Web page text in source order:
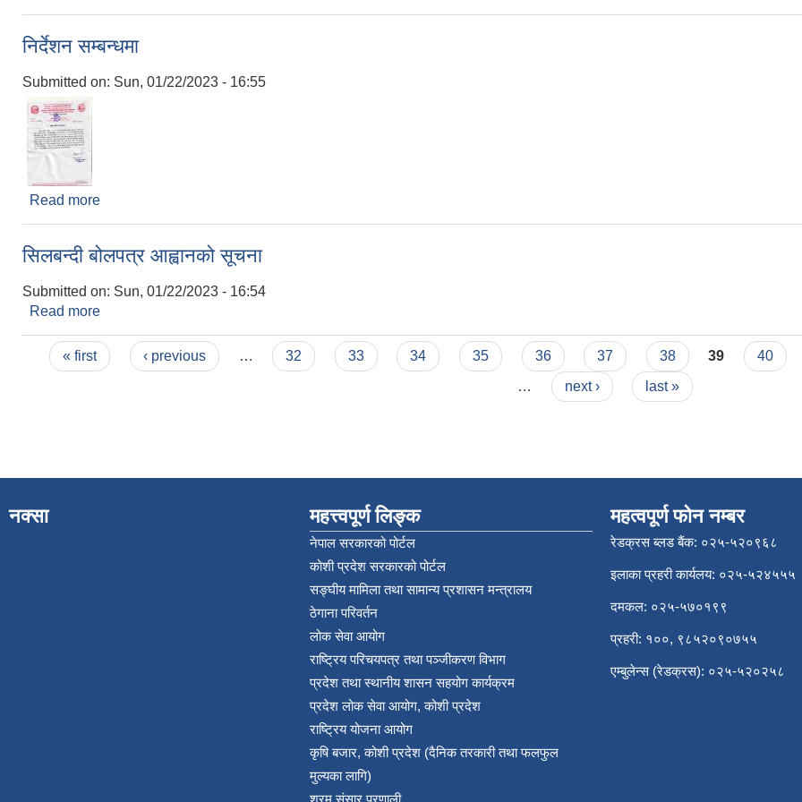
निर्देशन सम्बन्धमा
Submitted on: Sun, 01/22/2023 - 16:55
Read more
सिलबन्दी बोलपत्र आह्वानको सूचना
Submitted on: Sun, 01/22/2023 - 16:54
Read more
Pages
« first ‹ previous … 32 33 34 35 36 37 38 39 40
…
next › last »
नक्सा महत्त्वपूर्ण लिङ्क
नेपाल सरकारको पोर्टल
कोशी प्रदेश सरकारको पोर्टल
सङ्‍घीय मामिला तथा सामान्य प्रशासन मन्त्रालय
ठेगाना परिवर्तन
लोक सेवा आयोग
राष्ट्रिय परिचयपत्र तथा पञ्‍जीकरण विभाग
प्रदेश तथा स्थानीय शासन सहयोग कार्यक्रम
प्रदेश लोक सेवा आयोग, कोशी प्रदेश
राष्ट्रिय योजना आयोग
कृषि बजार, कोशी प्रदेश (दैनिक तरकारी तथा फलफुल
मुल्यका लागि)
श्रम संसार प्रणाली
महत्वपूर्ण फोन नम्बर
रेडक्रस ब्लड बैंक: ०२५-५२०९६८
इलाका प्रहरी कार्यलय: ०२५-५२४५५५
दमकल: ०२५-५७०१९९
प्रहरी: १००, ९८५२०९०७५५
एम्बुलेन्स (रेडक्रस): ०२५-५२०२५८